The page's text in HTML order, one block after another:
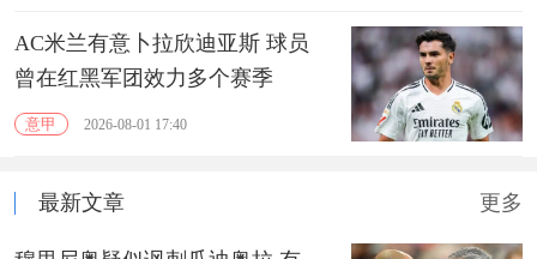
AC米兰有意卜拉欣迪亚斯 球员
曾在红黑军团效力多个赛季
意甲 2026-08-01 17:40
最新文章 更多